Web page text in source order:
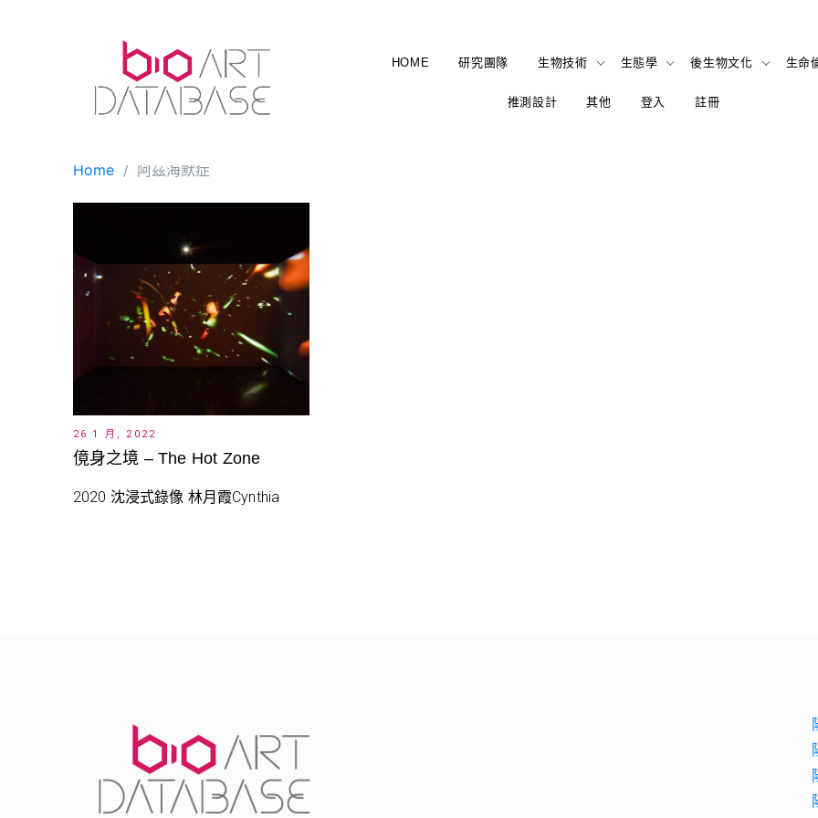
HOME 研究團隊 生物技術 生態學 後生物文化 生命
推測設計 其他 登入 註冊
Home 阿茲海默症
26 1 月, 2022
傹身之境 – The Hot Zone
2020 沈浸式錄像 林月霞Cynthia